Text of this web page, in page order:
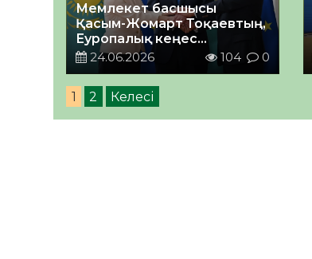
Мемлекет басшысы
Қасым-Жомарт Тоқаевтың,
Еуропалық кеңес
Президенті Антониу
комиссия Президенті
Урсула фон дер Ляйеннің
24.06.2026 104 0
1 2 Келесі